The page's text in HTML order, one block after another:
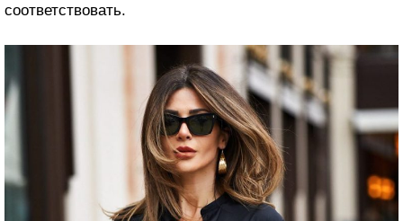
соответствовать.